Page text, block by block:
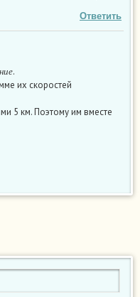
Ответить
ни е
.
их скоростей
5 км. Поэтому им вместе